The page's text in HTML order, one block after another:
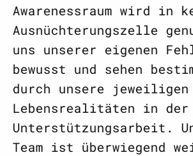
Awarenessraum wird in
Ausnüchterungszelle
uns unserer eigenen
bewusst und sehen
durch unsere jeweiligen
Lebensrealitäten in der
Unterstützungsarbeit.
Team ist überwiegend